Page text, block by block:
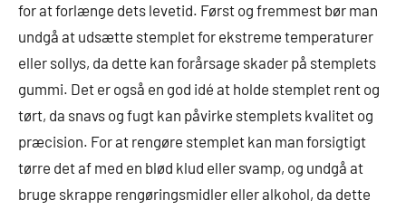
for at forlænge dets levetid. Først og fremmest bør man
undgå at udsætte stemplet for ekstreme temperaturer
eller sollys, da dette kan forårsage skader på stemplets
gummi. Det er også en god idé at holde stemplet rent og
tørt, da snavs og fugt kan påvirke stemplets kvalitet og
præcision. For at rengøre stemplet kan man forsigtigt
tørre det af med en blød klud eller svamp, og undgå at
bruge skrappe rengøringsmidler eller alkohol, da dette